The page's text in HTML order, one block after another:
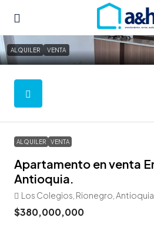
ALQUILER VENTA
ALQUILER VENTA
Apartamento en venta
Antioquia.
Los Colegios, Rionegro, Antioquia
$380,000,000